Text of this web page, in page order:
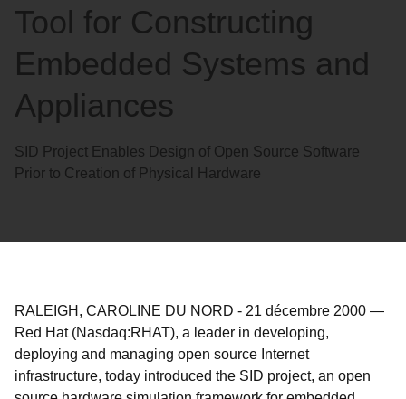
Tool for Constructing
Embedded Systems and
Appliances
SID Project Enables Design of Open Source Software
Prior to Creation of Physical Hardware
RALEIGH, CAROLINE DU NORD - 21 décembre 2000 —
Red Hat (Nasdaq:RHAT), a leader in developing,
deploying and managing open source Internet
infrastructure, today introduced the SID project, an open